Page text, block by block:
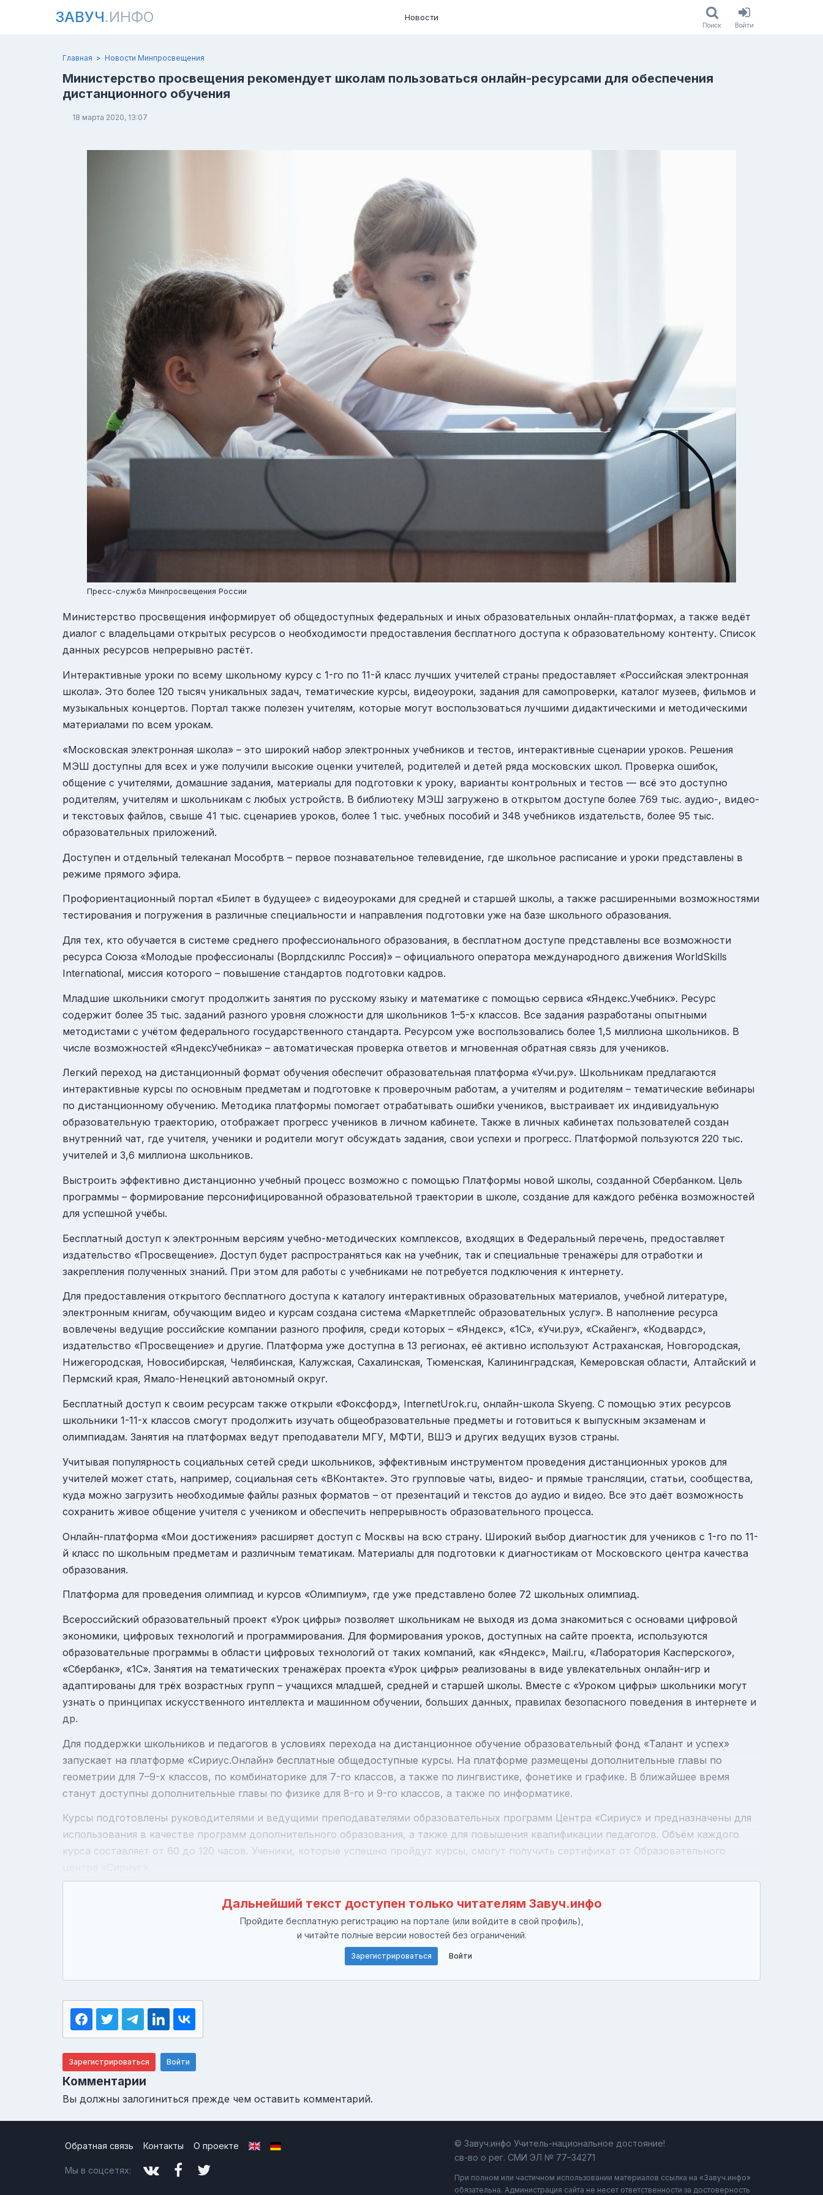
ЗАВУЧ.ИНФО Новости
Поиск Войти
Главная Новости Минпросвещения
Министерство просвещения рекомендует школам пользоваться онлайн-ресурсами для обеспечения
дистанционного обучения
18 марта 2020, 13:07
Пресс-служба Минпросвещения России
Министерство просвещения информирует об общедоступных федеральных и иных образовательных онлайн-платформах, а также ведёт
диалог с владельцами открытых ресурсов о необходимости предоставления бесплатного доступа к образовательному контенту. Список
данных ресурсов непрерывно растёт.
Интерактивные уроки по всему школьному курсу с 1-го по 11-й класс лучших учителей страны предоставляет «Российская электронная
школа». Это более 120 тысяч уникальных задач, тематические курсы, видеоуроки, задания для самопроверки, каталог музеев, фильмов и
музыкальных концертов. Портал также полезен учителям, которые могут воспользоваться лучшими дидактическими и методическими
материалами по всем урокам.
«Московская электронная школа» – это широкий набор электронных учебников и тестов, интерактивные сценарии уроков. Решения
МЭШ доступны для всех и уже получили высокие оценки учителей, родителей и детей ряда московских школ. Проверка ошибок,
общение с учителями, домашние задания, материалы для подготовки к уроку, варианты контрольных и тестов — всё это доступно
родителям, учителям и школьникам с любых устройств. В библиотеку МЭШ загружено в открытом доступе более 769 тыс. аудио-, видео-
и текстовых файлов, свыше 41 тыс. сценариев уроков, более 1 тыс. учебных пособий и 348 учебников издательств, более 95 тыс.
образовательных приложений.
Доступен и отдельный телеканал Мособртв – первое познавательное телевидение, где школьное расписание и уроки представлены в
режиме прямого эфира.
Профориентационный портал «Билет в будущее» с видеоуроками для средней и старшей школы, а также расширенными возможностями
тестирования и погружения в различные специальности и направления подготовки уже на базе школьного образования.
Для тех, кто обучается в системе среднего профессионального образования, в бесплатном доступе представлены все возможности
ресурса Союза «Молодые профессионалы (Ворлдскиллс Россия)» – официального оператора международного движения WorldSkills
International, миссия которого – повышение стандартов подготовки кадров.
Младшие школьники смогут продолжить занятия по русскому языку и математике с помощью сервиса «Яндекс.Учебник». Ресурс
содержит более 35 тыс. заданий разного уровня сложности для школьников 1–5-х классов. Все задания разработаны опытными
методистами с учётом федерального государственного стандарта. Ресурсом уже воспользовались более 1,5 миллиона школьников. В
числе возможностей «ЯндексУчебника» – автоматическая проверка ответов и мгновенная обратная связь для учеников.
Легкий переход на дистанционный формат обучения обеспечит образовательная платформа «Учи.ру». Школьникам предлагаются
интерактивные курсы по основным предметам и подготовке к проверочным работам, а учителям и родителям – тематические вебинары
по дистанционному обучению. Методика платформы помогает отрабатывать ошибки учеников, выстраивает их индивидуальную
образовательную траекторию, отображает прогресс учеников в личном кабинете. Также в личных кабинетах пользователей создан
внутренний чат, где учителя, ученики и родители могут обсуждать задания, свои успехи и прогресс. Платформой пользуются 220 тыс.
учителей и 3,6 миллиона школьников.
Выстроить эффективно дистанционно учебный процесс возможно с помощью Платформы новой школы, созданной Сбербанком. Цель
программы – формирование персонифицированной образовательной траектории в школе, создание для каждого ребёнка возможностей
для успешной учёбы.
Бесплатный доступ к электронным версиям учебно-методических комплексов, входящих в Федеральный перечень, предоставляет
издательство «Просвещение». Доступ будет распространяться как на учебник, так и специальные тренажёры для отработки и
закрепления полученных знаний. При этом для работы с учебниками не потребуется подключения к интернету.
Для предоставления открытого бесплатного доступа к каталогу интерактивных образовательных материалов, учебной литературе,
электронным книгам, обучающим видео и курсам создана система «Маркетплейс образовательных услуг». В наполнение ресурса
вовлечены ведущие российские компании разного профиля, среди которых – «Яндекс», «1С», «Учи.ру», «Скайенг», «Кодвардс»,
издательство «Просвещение» и другие. Платформа уже доступна в 13 регионах, её активно используют Астраханская, Новгородская,
Нижегородская, Новосибирская, Челябинская, Калужская, Сахалинская, Тюменская, Калининградская, Кемеровская области, Алтайский и
Пермский края, Ямало-Ненецкий автономный округ.
Бесплатный доступ к своим ресурсам также открыли «Фоксфорд», InternetUrok.ru, онлайн-школа Skyeng. С помощью этих ресурсов
школьники 1-11-х классов смогут продолжить изучать общеобразовательные предметы и готовиться к выпускным экзаменам и
олимпиадам. Занятия на платформах ведут преподаватели МГУ, МФТИ, ВШЭ и других ведущих вузов страны.
Учитывая популярность социальных сетей среди школьников, эффективным инструментом проведения дистанционных уроков для
учителей может стать, например, социальная сеть «ВКонтакте». Это групповые чаты, видео- и прямые трансляции, статьи, сообщества,
куда можно загрузить необходимые файлы разных форматов – от презентаций и текстов до аудио и видео. Все это даёт возможность
сохранить живое общение учителя с учеником и обеспечить непрерывность образовательного процесса.
Онлайн-платформа «Мои достижения» расширяет доступ с Москвы на всю страну. Широкий выбор диагностик для учеников с 1-го по 11-
й класс по школьным предметам и различным тематикам. Материалы для подготовки к диагностикам от Московского центра качества
образования.
Платформа для проведения олимпиад и курсов «Олимпиум», где уже представлено более 72 школьных олимпиад.
Всероссийский образовательный проект «Урок цифры» позволяет школьникам не выходя из дома знакомиться с основами цифровой
экономики, цифровых технологий и программирования. Для формирования уроков, доступных на сайте проекта, используются
образовательные программы в области цифровых технологий от таких компаний, как «Яндекс», Mail.ru, «Лаборатория Касперского»,
«Сбербанк», «1С». Занятия на тематических тренажёрах проекта «Урок цифры» реализованы в виде увлекательных онлайн-игр и
адаптированы для трёх возрастных групп – учащихся младшей, средней и старшей школы. Вместе с «Уроком цифры» школьники могут
узнать о принципах искусственного интеллекта и машинном обучении, больших данных, правилах безопасного поведения в интернете и
др.
Для поддержки школьников и педагогов в условиях перехода на дистанционное обучение образовательный фонд «Талант и успех»
запускает на платформе «Сириус.Онлайн» бесплатные общедоступные курсы. На платформе размещены дополнительные главы по
геометрии для 7–9-х классов, по комбинаторике для 7-го классов, а также по лингвистике, фонетике и графике. В ближайшее время
станут доступны дополнительные главы по физике для 8-го и 9-го классов, а также по информатике.
Курсы подготовлены руководителями и ведущими преподавателями образовательных программ Центра «Сириус» и предназначены для
использования в качестве программ дополнительного образования, а также для повышения квалификации педагогов. Объём каждого
курса составляет от 60 до 120 часов. Ученики, которые успешно пройдут курсы, смогут получить сертификат от Образовательного
Дальнейший текст доступен только читателям Завуч.инфо
Пройдите бесплатную регистрацию на портале (или войдите в свой профиль),
и читайте полные версии новостей без ограничений.
Зарегистрироваться Войти
Зарегистрироваться Войти
Комментарии
Вы должны залогиниться прежде чем оставить комментарий.
Обратная связь Контакты О проекте
Мы в соцсетях:
© Завуч.инфо Учитель-национальное достояние!
св-во о рег. СМИ ЭЛ № 77–34271
При полном или частичном использовании материалов ссылка на «Завуч.инфо»
обязательна. Администрация сайта не несет ответственности за достоверность